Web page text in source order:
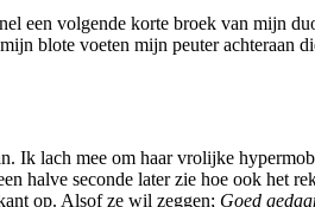
een volgende korte broek van mijn
blote voeten mijn peuter achteraan
Ik lach mee om haar vrolijke
halve seconde later zie hoe ook het
op. Alsof ze wil zeggen; Goed